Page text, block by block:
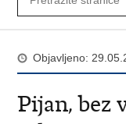
Objavljeno:
Pijan, bez